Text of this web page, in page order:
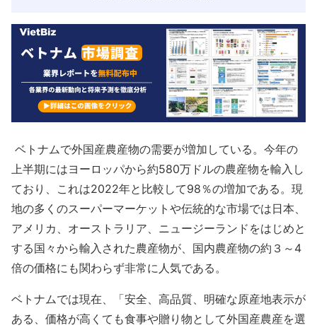
ベトナムで外国産農産物の需要が増加している。今年の
上半期にはヨーロッパから約580万ドルの農産物を輸入し
ており、これは2022年と比較して98％の増加である。現
地の多くのスーパーマーケットや伝統的な市場では日本、
アメリカ、オーストラリア、ニュージーランドをはじめと
する国々から輸入された農産物が、国内農産物の約３～4
倍の価格にも関わらず非常に人気である。
ベトナムでは現在、「安全、高品質、明確な原産地表示が
ある、価格が高くても食事や贈り物として外国産農産を選